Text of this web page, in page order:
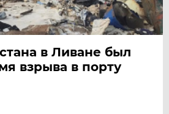
в Ливане был
взрыва в порту